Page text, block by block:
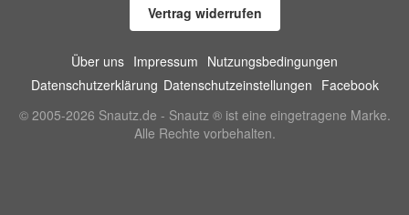
Vertrag widerrufen
Über uns Impressum Nutzungsbedingungen
Datenschutzerklärung Datenschutzeinstellungen Facebook
© 2005-2026 Snautz.de - Snautz ® ist eine eingetragene Marke.
Alle Rechte vorbehalten.